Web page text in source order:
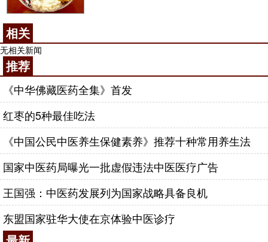
相关
无相关新闻
推荐
《中华佛藏医药全集》首发
红枣的5种最佳吃法
《中国公民中医养生保健素养》推荐十种常用养生法
国家中医药局曝光一批虚假违法中医医疗广告
王国强：中医药发展列为国家战略具备良机
东盟国家驻华大使在京体验中医诊疗